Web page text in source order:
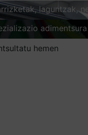
laguntzak,
adimentsura
hemen